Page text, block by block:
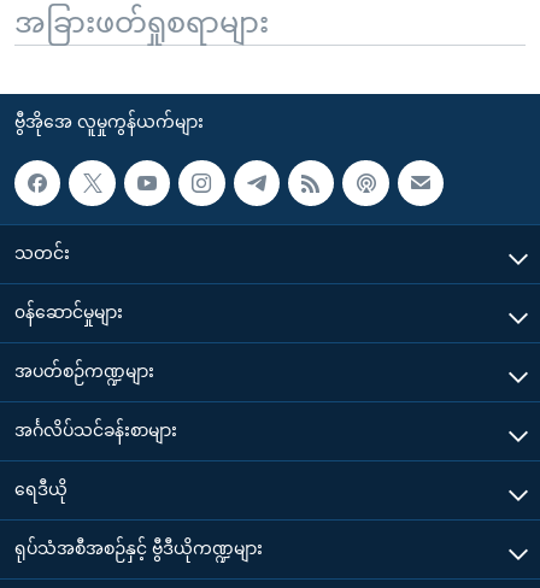
အခြားဖတ်ရှုစရာများ
ဗွီအိုအေ လူမှုကွန်ယက်များ
သတင်း
၀န်ဆောင်မှုများ
အပတ်စဉ်ကဏ္ဍများ
အင်္ဂလိပ်သင်ခန်းစာများ
ရေဒီယို
ရုပ်သံအစီအစဉ်နှင့် ဗွီဒီယိုကဏ္ဍများ